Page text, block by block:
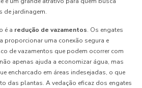
de jardinagem.
é a redução de vazamentos. Os engates
uma conexão segura e
de vazamentos que podem ocorrer com
apenas ajuda a economizar água, mas
encharcado em áreas indesejadas, o que
das plantas. A vedação eficaz dos engates